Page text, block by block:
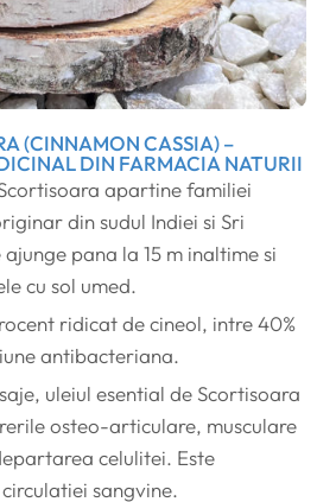
(CINNAMON CASSIA) –
DIN FARMACIA NATURII
apartine familiei
din sudul Indiei si Sri
pana la 15 m inaltime si
cu sol umed.
ridicat de cineol, intre 40%
antibacteriana.
uleiul esential de Scortisoara
osteo-articulare, musculare
celulitei. Este
sangvine.